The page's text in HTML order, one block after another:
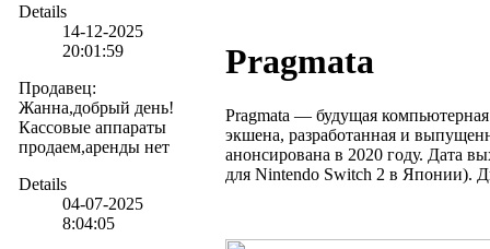
Details
14-12-2025
20:01:59
Продавец:
Жанна,добрый день!
Кассовые аппараты
продаем,аренды нет
Details
04-07-2025
8:04:05
Pragmata
Pragmata — будущая
экшена, разработанная и
анонсирована в 2020 году. Дата
для Nintendo Switch 2 в Японии).